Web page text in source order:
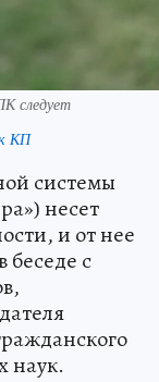
следует
КП
системы
несет
и от нее
беседе с
наук.